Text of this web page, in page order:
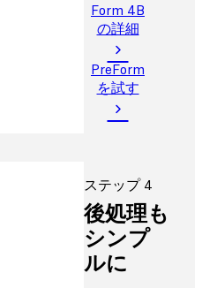
Form 4B
の詳細
PreForm
を試す
ステップ 4
後処理も
シンプ
ルに